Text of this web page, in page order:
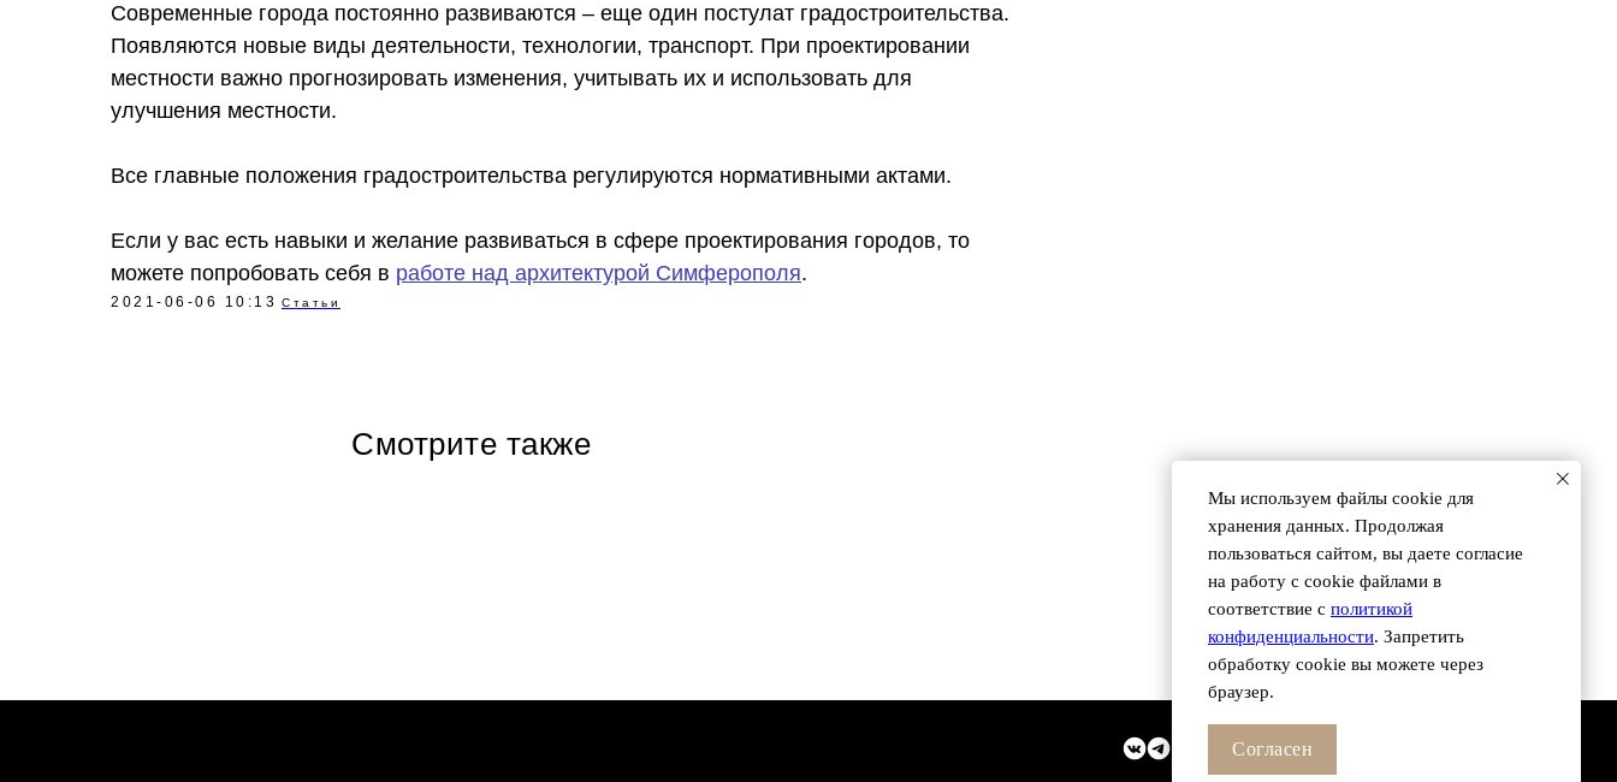
Современные города постоянно развиваются – еще один постулат градостроительства.
Появляются новые виды деятельности, технологии, транспорт. При проектировании
местности важно прогнозировать изменения, учитывать их и использовать для
улучшения местности.
Все главные положения градостроительства регулируются нормативными актами.
Если у вас есть навыки и желание развиваться в сфере проектирования городов, то
можете попробовать себя в работе над архитектурой Симферополя.
2021-06-06 10:13 Статьи
Смотрите также
Согласие на обработку персональных данных
Мы используем файлы сookie для
хранения данных. Продолжая
пользоваться сайтом, вы даете согласие
на работу с cookie файлами в
соответствие с политикой
конфиденциальности. Запретить
обработку cookie вы можете через
браузер.
Согласен